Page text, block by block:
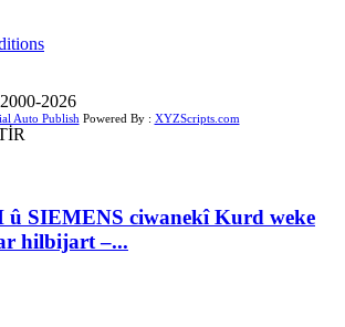
2026
Auto Publish Powered By : XYZScripts.com
û SIEMENS ciwanekî Kurd weke
hilbijart –...